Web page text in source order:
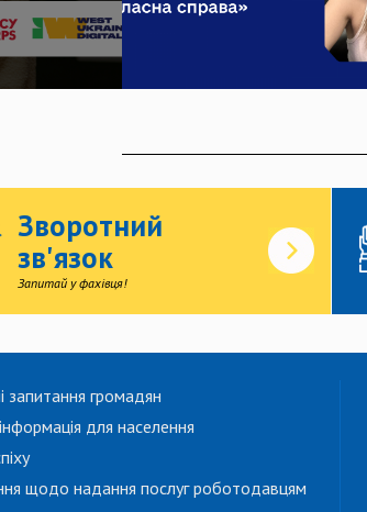
Зворотний
зв'язок
Запитай у фахівця!
запитання громадян
для населення
щодо надання послуг роботодавцям